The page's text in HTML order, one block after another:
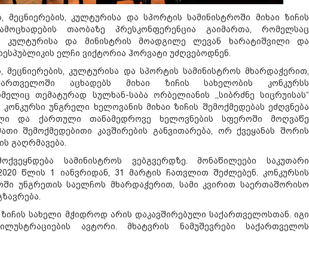
კულტურისა და სპორტის სამინისტროში მიხაი ზიჩის
თაობაზე პრესკონფერენცია გაიმართა, რომელსაც
კულტურისა და მინისტრის მოადგილე ლევან ხარატიშვილი და
ელჩი ვიქტორია ჰორვატი უძღვებოდნენ.
კულტურისა და სპორტის სამინისტროს მხარდაჭერით,
აცხადებს მიხაი ზიჩის სახელობის კონკურსს
თემატურად სულხან-საბა ორბელიანის ,,სიბრძნე სიცრუისას“
კონკურსი უნგრელი ხელოვანის მიხაი ზიჩის შემოქმედებას ეძღვნება
და ქართული თანამედროვე ხელოვნების სფეროში მოღვაწე
შემოქმედებითი კავშირების განვითარება, ორ ქვეყანას შორის
გაღრმავება.
სამინისტროს ვებგვერდზე. მონაწილეები საკუთარი
წლის 1 იანვრიდან, 31 მარტის ჩათვლით შეძლებენ. კონკურსის
უნგრეთის საელჩოს მხარდაჭერით, სამი კვირით საერთაშორისო
სახელი მჭიდროდ არის დაკავშირებული საქართველოსთან. იგი
ავტორი. მხატვრის ნამუშევრები საქართველოს